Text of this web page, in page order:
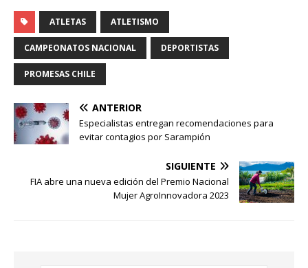
ATLETAS ATLETISMO
CAMPEONATOS NACIONAL DEPORTISTAS
PROMESAS CHILE
ANTERIOR
Especialistas entregan recomendaciones para
evitar contagios por Sarampión
SIGUIENTE
FIA abre una nueva edición del Premio Nacional
Mujer AgroInnovadora 2023